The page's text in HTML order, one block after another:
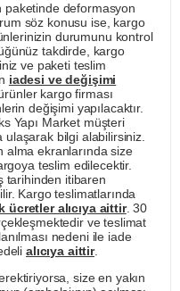
paketinde deformasyon
söz konusu ise, kargo
durumunu kontrol
takdirde, kargo
ve paketi teslim
iadesi ve değişimi
kargo firması
değişimi yapılacaktır.
Yapı Market müşteri
ulaşarak bilgi alabilirsiniz.
alma ekranlarında size
teslim edilecektir.
tarihinden itibaren
Kargo teslimatlarında
ücretler alıcıya aittir. 30
ve teslimat
nedeni ile iade
alıcıya aittir.
size en yakın